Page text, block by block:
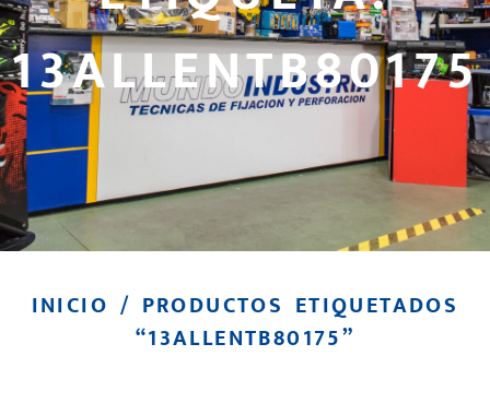
13ALLENTB80175
INICIO / PRODUCTOS ETIQUETADOS
“13ALLENTB80175”